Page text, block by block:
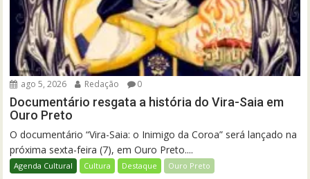
ago 5, 2026 Redação 0
Documentário resgata a história do Vira-Saia em
Ouro Preto
O documentário “Vira-Saia: o Inimigo da Coroa” será lançado na
próxima sexta-feira (7), em Ouro Preto....
Agenda Cultural Cultura Destaque Ouro Preto